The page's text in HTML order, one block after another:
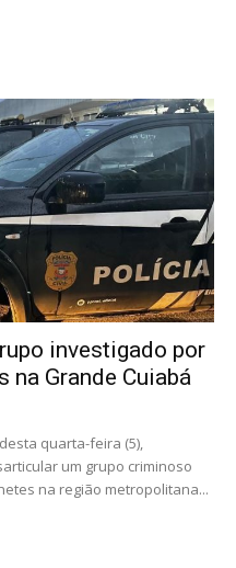
investigado por
Grande Cuiabá
quarta-feira (5),
um grupo criminoso
na região metropolitana...